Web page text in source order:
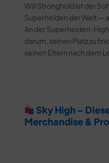
Will Stronghold ist der
Superhelden der Welt —
An der Superhelden-
darum, seinen Platz zu
seinen Eltern nach dem
Sky High –
Merchandise &